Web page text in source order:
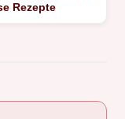
Rezepte